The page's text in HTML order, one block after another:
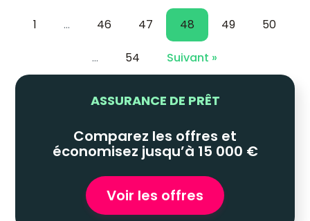
1 … 46 47 48 49 50
… 54 Suivant »
ASSURANCE DE PRÊT
Comparez les offres et
économisez jusqu’à 15 000 €
Voir les offres